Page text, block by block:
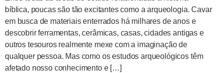
bíblica, poucas são tão excitantes como a arqueologia. Cavar
em busca de materiais enterrados há milhares de anos e
descobrir ferramentas, cerâmicas, casas, cidades antigas e
outros tesouros realmente mexe com a imaginação de
qualquer pessoa. Mas como os estudos arqueológicos têm
afetado nosso conhecimento e […]